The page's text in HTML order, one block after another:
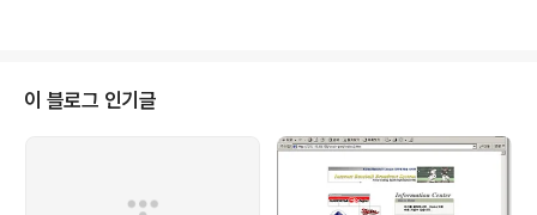
그것은 일부에 지나지 않는다. 특히 모바일과 같은 임베디
드 프로그래밍을 할 때에 사운드 데이터나 혹은 기타 폰트
데이터들을 소스에 포함시켜야 할 때가 종종 있다. 이런 경
우를 위해서 Binary 파일과 Text 파일간의 변환작업을 하
이 블로그 인기글